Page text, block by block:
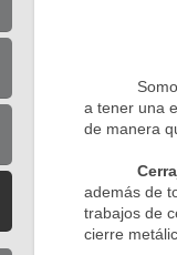
Somos
a tener una
de manera
además de
trabajos de
cierre